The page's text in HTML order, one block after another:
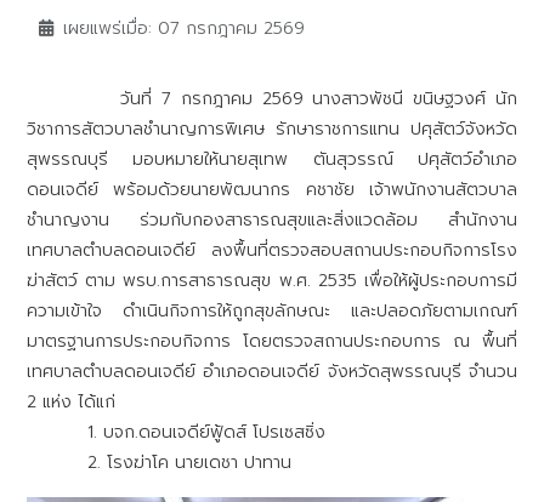
เผยแพร่เมื่อ: 07 กรกฎาคม 2569
วันที่ 7 กรกฎาคม 2569 นางสาวพัชนี ขนิษฐวงศ์ นัก
วิชาการสัตวบาลชำนาญการพิเศษ รักษาราชการแทน ปศุสัตว์จังหวัด
สุพรรณบุรี มอบหมายให้นายสุเทพ ตันสุวรรณ์ ปศุสัตว์อำเภอ
ดอนเจดีย์ พร้อมด้วยนายพัฒนากร คชาชัย เจ้าพนักงานสัตวบาล
ชำนาญงาน ร่วมกับกองสาธารณสุขและสิ่งแวดล้อม สำนักงาน
เทศบาลตำบลดอนเจดีย์ ลงพื้นที่ตรวจสอบสถานประกอบกิจการโรง
ฆ่าสัตว์ ตาม พรบ.การสาธารณสุข พ.ศ. 2535 เพื่อให้ผู้ประกอบการมี
ความเข้าใจ ดำเนินกิจการให้ถูกสุขลักษณะ และปลอดภัยตามเกณฑ์
มาตรฐานการประกอบกิจการ โดยตรวจสถานประกอบการ ณ พื้นที่
เทศบาลตำบลดอนเจดีย์ อำเภอดอนเจดีย์ จังหวัดสุพรรณบุรี จำนวน
2 แห่ง ได้แก่
1. บจก.ดอนเจดีย์ฟู้ดส์ โปรเซสซิ่ง
2. โรงฆ่าโค นายเดชา ปาทาน